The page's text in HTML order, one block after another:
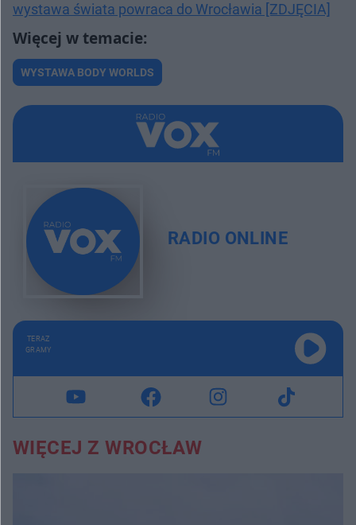
wystawa świata powraca do Wrocławia [ZDJĘCIA]
WYSTAWA BODY WORLDS
RADIO ONLINE
TERAZ
GRAMY
WIĘCEJ Z WROCŁAW